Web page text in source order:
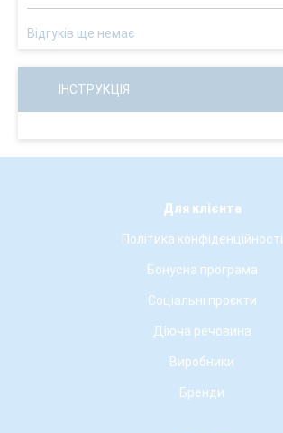
Відгуків ще немає
ІНСТРУКЦІЯ
Для клієнта
Політика конфіденційності
Бонусна програма
Соціальні проєкти
Діюча речовина
Виробники
Бренди